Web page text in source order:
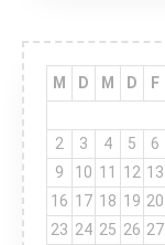
M D M D F
2
3 4 5 6
9
10 11 12 13
16 17 18 19 20
23 24 25 26 27